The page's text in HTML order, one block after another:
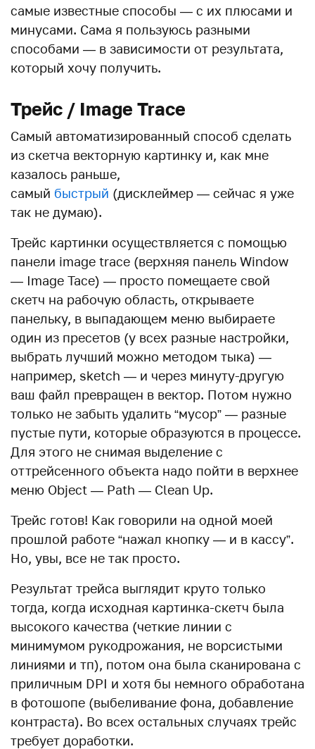
самые известные способы — с их плюсами и
минусами. Сама я пользуюсь разными
способами — в зависимости от результата,
который хочу получить.
Трейс / Image Trace
Самый автоматизированный способ сделать
из скетча векторную картинку и, как мне
казалось раньше,
самый быстрый (дисклеймер — сейчас я уже
так не думаю).
Трейс картинки осуществляется с помощью
панели image trace (верхняя панель Window
— Image Tace) — просто помещаете свой
скетч на рабочую область, открываете
панельку, в выпадающем меню выбираете
один из пресетов (у всех разные настройки,
выбрать лучший можно методом тыка) —
например, sketch — и через минуту-другую
ваш файл превращен в вектор. Потом нужно
только не забыть удалить “мусор” — разные
пустые пути, которые образуются в процессе.
Для этого не снимая выделение с
оттрейсенного объекта надо пойти в верхнее
меню Object — Path — Clean Up.
Трейс готов! Как говорили на одной моей
прошлой работе “нажал кнопку — и в кассу”.
Но, увы, все не так просто.
Результат трейса выглядит круто только
тогда, когда исходная картинка-скетч была
высокого качества (четкие линии с
минимумом рукодрожания, не ворсистыми
линиями и тп), потом она была сканирована с
приличным DPI и хотя бы немного обработана
в фотошопе (выбеливание фона, добавление
контраста). Во всех остальных случаях трейс
требует доработки.